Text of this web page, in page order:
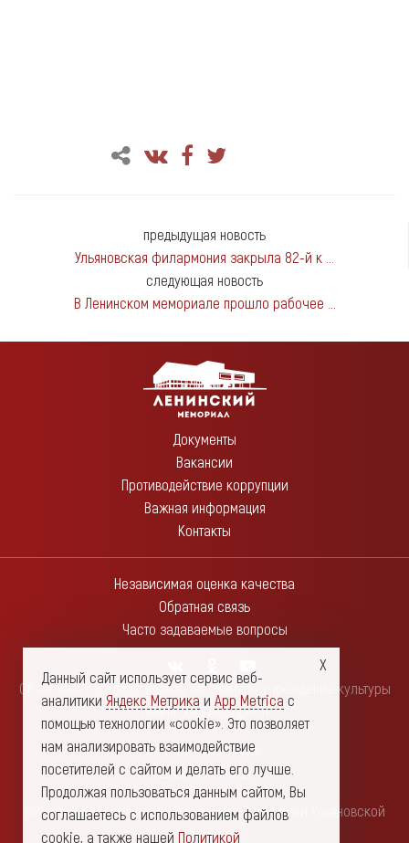
предыдущая новость
Ульяновская филармония закрыла 82-й к ...
следующая новость
В Ленинском мемориале прошло рабочее ...
Документы
Вакансии
Противодействие коррупции
Важная информация
Контакты
Независимая оценка качества
Обратная связь
Часто задаваемые вопросы
Областное государственное автономное учреждение культуры
"Ленинский мемориал"
432017, г. Ульяновск
Площадь Ленина, дом 1
Министерство искусства и культурной политики Ульяновской
области
Данный сайт использует сервис веб-
аналитики Яндекс Метрика и App Metrica с
помощью технологии «cookie». Это позволяет
нам анализировать взаимодействие
посетителей с сайтом и делать его лучше.
Продолжая пользоваться данным сайтом, Вы
соглашаетесь с использованием файлов
cookie, а также нашей Политикой